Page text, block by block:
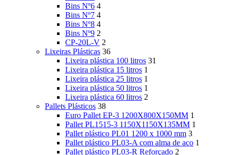
Bins Nº6 4
Bins Nº7 4
Bins Nº8 4
Bins Nº9 2
CP-20L-V 2
Lixeiras Plásticas 36
Lixeira plástica 100 litros 31
Lixeira plástica 15 litros 1
Lixeira plástica 25 litros 1
Lixeira plástica 50 litros 1
Lixeira plástica 60 litros 2
Pallets Plásticos 38
Euro Pallet EP-3 1200X800X150MM 1
Pallet PL1515-3 1150X1150X135MM 1
Pallet plástico PL01 1200 x 1000 mm 3
Pallet plástico PL03-A com alma de aço 1
Pallet plástico PL03-R Reforçado 2